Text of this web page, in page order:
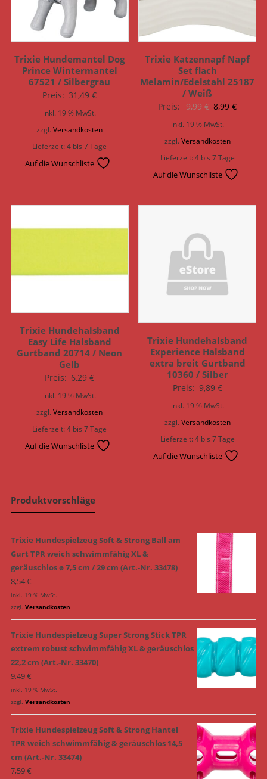
Trixie Hundemantel Dog
Prince Wintermantel
67521 / Silbergrau
Preis: 31,49€
inkl. 19 % MwSt.
zzgl.Versandkosten
Lieferzeit:4 bis 7 Tage
Auf die Wunschliste
Trixie Katzennapf Napf
Set flach
Melamin/Edelstahl 25187
/ Weiß
Preis: 9,99€
Preis
8,99€
inkl. 19 % MwSt.
zzgl. Versandkosten
Lieferzeit:4 bis 7 Tage
Auf die Wunschliste
Trixie Hundehalsband
Easy Life Halsband
Gurtband 20714 / Neon
Gelb
Preis: 6,29€
inkl. 19 % MwSt.
zzgl.Versandkosten
Lieferzeit:4 bis 7 Tage
Auf die Wunschliste
Trixie Hundehalsband
Experience Halsband
extra breit Gurtband
10360 / Silber
Preis: 9,89 €
inkl. 19 % MwSt.
zzgl. Versandkosten
Lieferzeit:4 bis 7 Tage
Auf die Wunschliste
Produktvorschläge
Trixie Hundespielzeug Soft & Strong Ball am
Gurt TPR weich schwimmfähig XL &
geräuschlos ø 7,5 cm / 29 cm (Art.-Nr. 33478)
8,54€
inkl. 19 % MwSt.
zzgl. Versandkosten
Trixie Hundespielzeug Super Strong Stick TPR
extrem robust schwimmfähig XL & geräuschlos
22,2 cm (Art.-Nr. 33470)
9,49€
inkl. 19 % MwSt.
zzgl. Versandkosten
Trixie Hundespielzeug Soft & Strong Hantel
TPR weich schwimmfähig & geräuschlos 14,5
cm (Art.-Nr. 33474)
7,59€